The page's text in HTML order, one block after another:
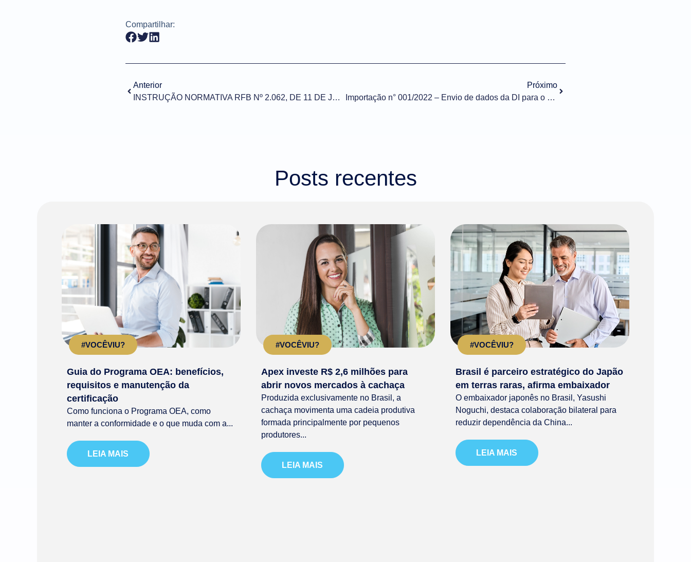
Compartilhar:
Anterior
INSTRUÇÃO NORMATIVA RFB Nº 2.062, DE 11 DE JANEIRO DE 2022 (DOU de 14/01/2022)
Próximo
Importação n° 001/2022 – Envio de dados da DI para o Bacen
Posts recentes
#VOCÊVIU?
Guia do Programa OEA: benefícios,
requisitos e manutenção da
certificação
Como funciona o Programa OEA, como
manter a conformidade e o que muda com a...
LEIA MAIS
#VOCÊVIU?
Apex investe R$ 2,6 milhões para
abrir novos mercados à cachaça
Produzida exclusivamente no Brasil, a
cachaça movimenta uma cadeia produtiva
formada principalmente por pequenos
produtores...
LEIA MAIS
#VOCÊVIU?
Brasil é parceiro estratégico do Japão
em terras raras, afirma embaixador
O embaixador japonês no Brasil, Yasushi
Noguchi, destaca colaboração bilateral para
reduzir dependência da China...
LEIA MAIS